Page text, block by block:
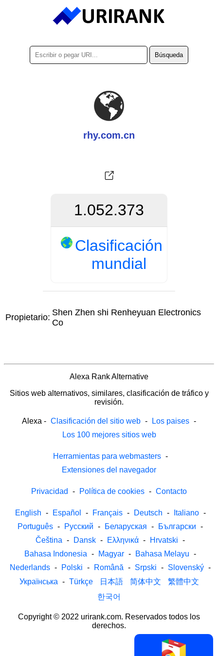
rhy.com.cn
1.052.373
Clasificación
mundial
Propietario: Shen Zhen shi Renheyuan Electronics
Co
Alexa Rank Alternative
Sitios web alternativos, similares, clasificación de tráfico y
revisión.
Alexa - Clasificación del sitio web - Los paises -
Los 100 mejores sitios web
Herramientas para webmasters -
Extensiones del navegador
Privacidad - Política de cookies - Contacto
English - Español - Français - Deutsch - Italiano -
Português - Русский - Беларуская - Български -
Čeština - Dansk - Ελληνικά - Hrvatski -
Bahasa Indonesia - Magyar - Bahasa Melayu -
Nederlands - Polski - Română - Srpski - Slovenský -
Українська - Türkçe 日本語 简体中文
繁體中文
한국어
Copyright © 2022 urirank.com. Reservados todos los
derechos.